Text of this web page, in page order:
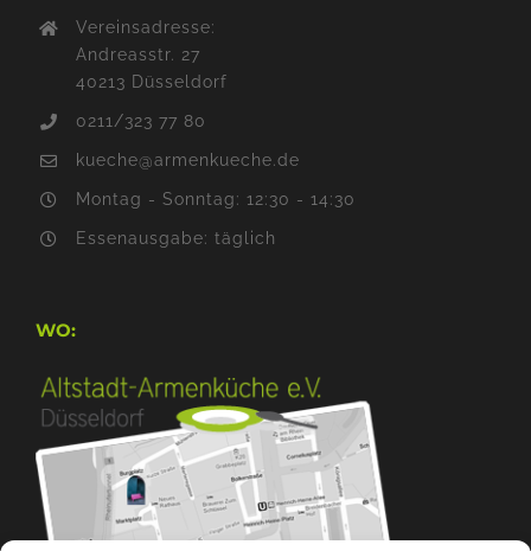
Vereinsadresse:
Andreasstr. 27
40213 Düsseldorf
0211/323 77 80
kueche@armenkueche.de
Montag - Sonntag: 12:30 - 14:30
Essenausgabe: täglich
WO: